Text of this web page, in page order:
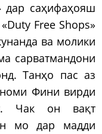
дар саҳифаҳояш
Free Shops»
ва молики
сарватмандони
Танҳо пас аз
Фини вирди
Чак он вақт
мо дар мадди